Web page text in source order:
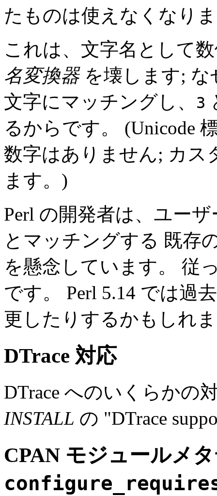
たものは使えなくなり
これは、文字名として
名変換器を壊します;
文字にマッチングし、
3
るからです。 (Unicode
数字はありません; カス
ます。)
Perl の開発者は、ユー
とマッチングする 既存
を懸念しています。 従
です。 Perl 5.14 では過
更したりするかもしれ
DTrace 対応
DTrace へのいくらかの
INSTALL の "DTrace
CPAN モジュールメ